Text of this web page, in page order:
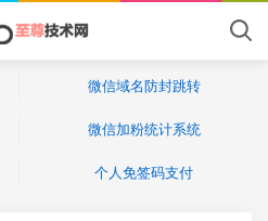
微信域名防封跳转
微信加粉统计系统
个人免签码支付